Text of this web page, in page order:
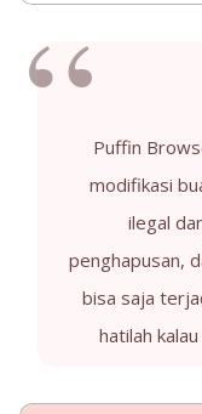
Puffin
modifikasi
ilegal
penghapusan,
bisa saja
hatilah